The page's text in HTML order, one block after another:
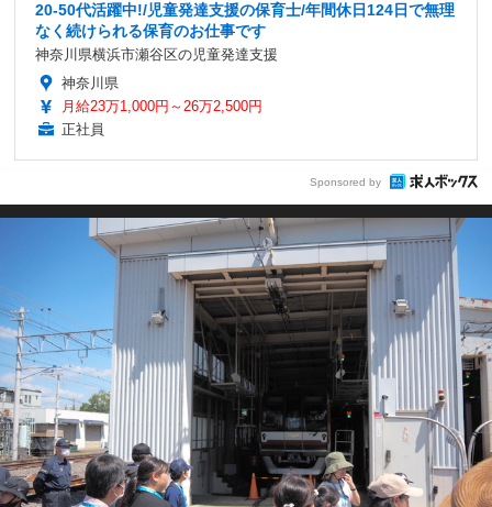
20-50代活躍中!/児童発達支援の保育士/年間休日124日で無理
なく続けられる保育のお仕事です
神奈川県横浜市瀬谷区の児童発達支援
神奈川県
月給23万1,000円～26万2,500円
正社員
Sponsored by